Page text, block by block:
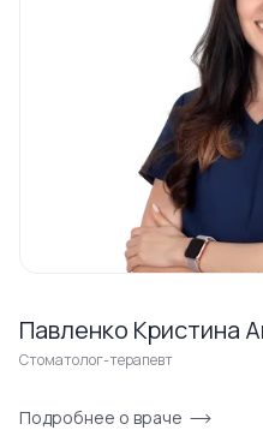
Павленко Кристина
Стоматолог-терапевт
Подробнее о враче